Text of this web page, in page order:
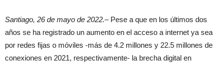
Santiago, 26 de mayo de 2022.– Pese a que en los últimos dos
años se ha registrado un aumento en el acceso a internet ya sea
por redes fijas o móviles -más de 4.2 millones y 22.5 millones de
conexiones en 2021, respectivamente- la brecha digital en